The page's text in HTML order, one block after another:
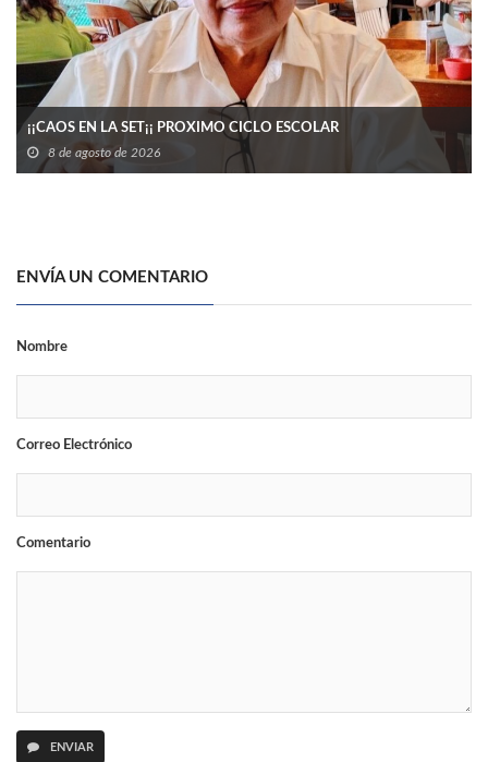
¡¡CAOS EN LA SET¡¡ PROXIMO CICLO ESCOLAR
8 de agosto de 2026
ENVÍA UN COMENTARIO
Nombre
Correo Electrónico
Comentario
ENVIAR